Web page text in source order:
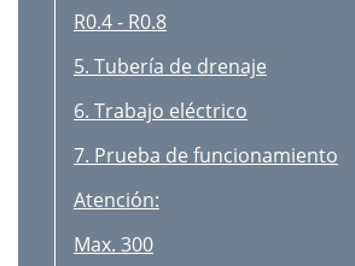
R0.4 - R0.8
5. Tubería de drenaje
6. Trabajo eléctrico
7. Prueba de funcionamiento
Atención:
Max. 300